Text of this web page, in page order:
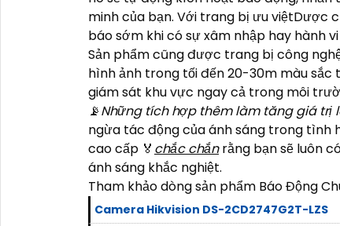
minh của bạn. Với trang bị ưu việtDược
báo sớm khi có sự xâm nhập hay hành
Sản phẩm cũng được trang bị công
hình ảnh trong tối đến 20-30m màu
giám sát khu vực ngay cả trong môi
📡Những tích hợp thêm làm tăng giá trị
ngừa tác động của ánh sáng trong tình
cao cấp ️🏅️ chắc chắnrằng bạn sẽ luôn
ánh sáng khắc nghiệt.
Tham khảo dòng sản phẩm Báo Động
Camera Hikvision DS-2CD2747G2T-LZS